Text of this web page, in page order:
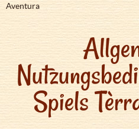
Aventura
Spiels